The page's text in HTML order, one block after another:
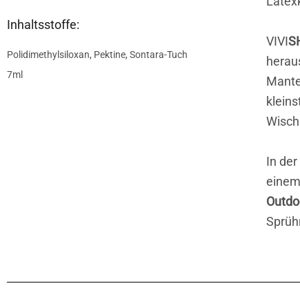
Inhaltsstoffe:
Polidimethylsiloxan, Pektine, Sontara-Tuch
7ml
VIVI
In